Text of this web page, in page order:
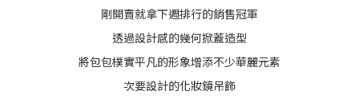
剛開賣就拿下週排行的銷售冠軍
透過設計感的幾何掀蓋造型
將包包樸實平凡的形象增添不少華麗元素
次要設計的化妝鏡吊飾